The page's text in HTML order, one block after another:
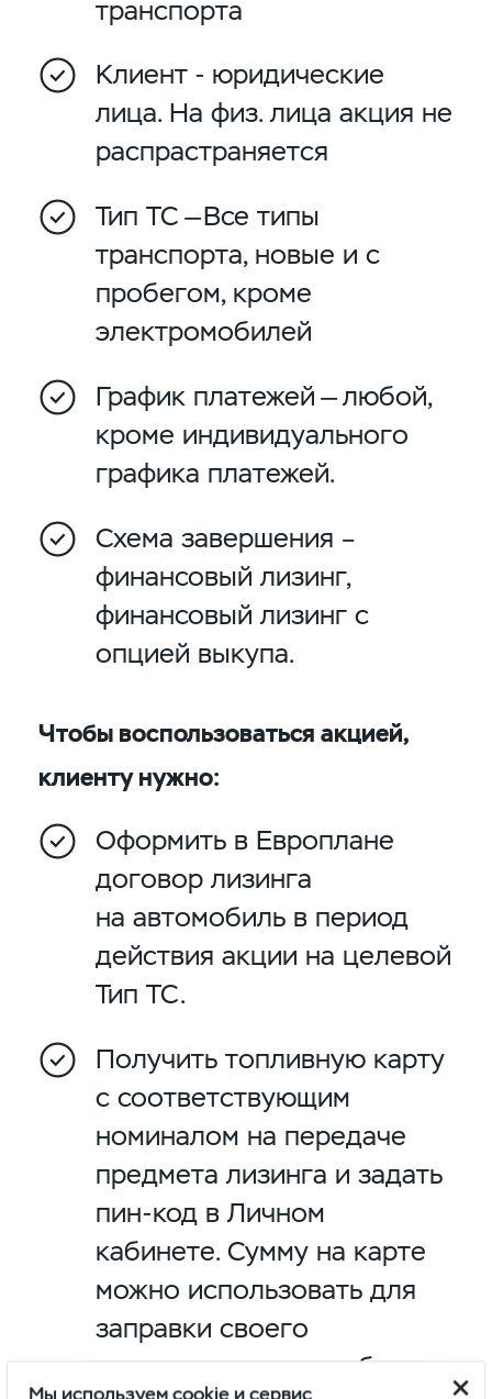
транспорта
Клиент - юридические
лица. На физ. лица акция не
распрастраняется
Тип ТС —Все типы
транспорта, новые и с
пробегом, кроме
электромобилей
График платежей — любой,
кроме индивидуального
графика платежей.
Схема завершения –
финансовый лизинг,
финансовый лизинг с
опцией выкупа.
Чтобы воспользоваться акцией,
клиенту нужно:
Оформить в Европлане
договор лизинга
на автомобиль в период
действия акции на целевой
Тип ТС.
Получить топливную карту
с соответствующим
номиналом на передаче
предмета лизинга и задать
пин-код в Личном
кабинете. Сумму на карте
можно использовать для
заправки своего
лизингового автомобиля.
Мы используем cookie и сервис